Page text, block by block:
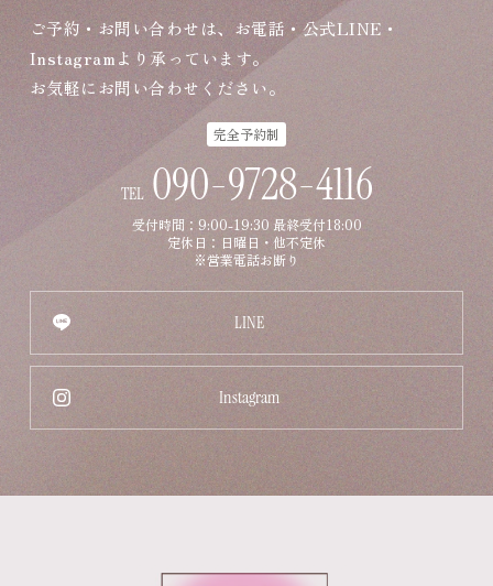
ご予約・お問い合わせは、お電話・公式LINE・
Instagramより承っています。
お気軽にお問い合わせください。
完全予約制
TEL090-9728-4116
受付時間：9:00-19:30 最終受付18:00
定休日：日曜日・他不定休
※営業電話お断り
LINE
Instagram